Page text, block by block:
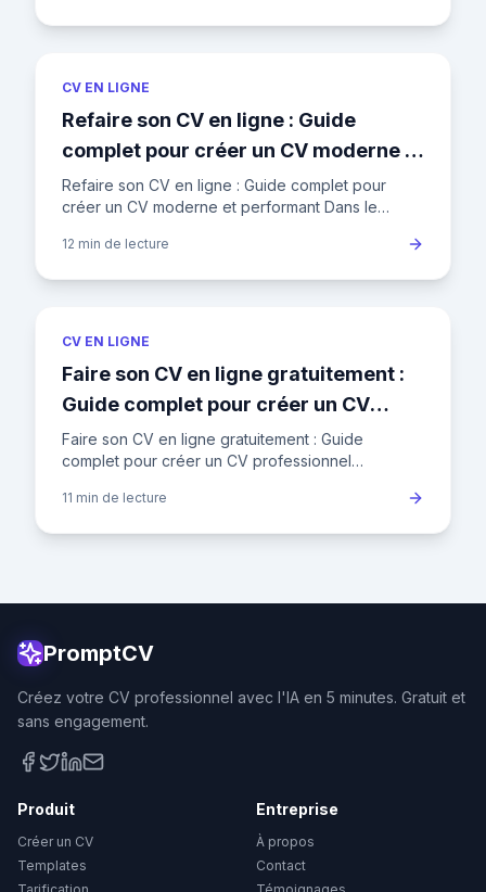
CV EN LIGNE
Refaire son CV en ligne : Guide
complet pour créer un CV moderne et
performant
Refaire son CV en ligne : Guide complet pour
créer un CV moderne et performant Dans le
chômage fluctue autour
12 min de lecture
CV EN LIGNE
Faire son CV en ligne gratuitement :
Guide complet pour créer un CV
professionnel
Faire son CV en ligne gratuitement : Guide
complet pour créer un CV professionnel
l'emploi en France, où un recrut
11 min de lecture
PromptCV
Créez votre CV professionnel avec l'IA en 5 minutes. Gratuit et
sans engagement.
Produit
Créer un CV
Templates
Entreprise
À propos
Contact